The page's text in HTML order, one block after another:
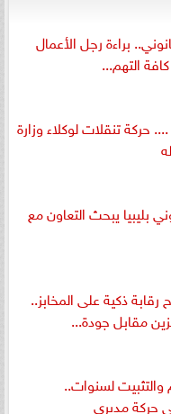
براءة رجل الأعمال
التهم...
تنقلات لوكلاء وزارة
بليبيا يبحث التعاون مع
رقابة ذكية على المخابز..
مقابل جودة...
والتثبيت لسنوات..
حركة مديري